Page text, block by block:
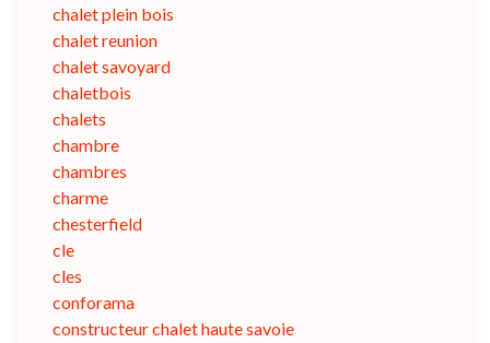
chalet plein bois
chalet reunion
chalet savoyard
chaletbois
chalets
chambre
chambres
charme
chesterfield
cle
cles
conforama
constructeur chalet haute savoie